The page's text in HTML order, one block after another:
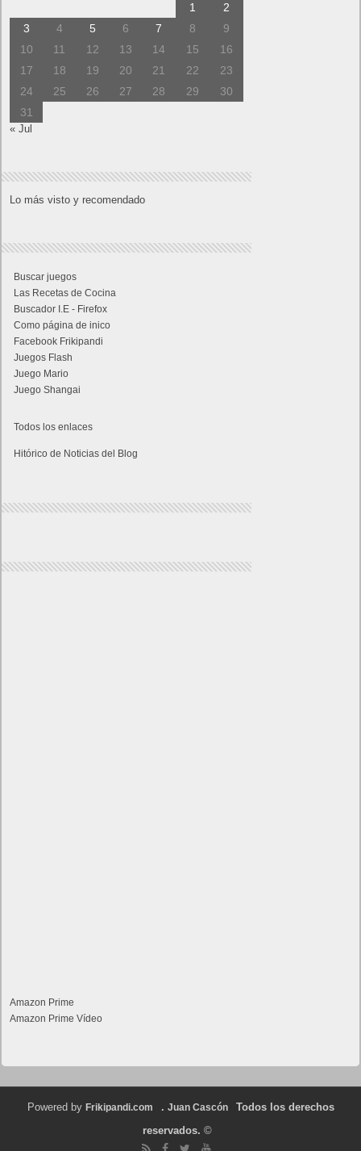
1
2
3
4 5 6 7 8
9
10
11 12 13 14 15
16
17
18 19 20 21 22
23
24
25 26 27 28 29
30
31
« Jul
Lo más visto y recomendado
Buscar juegos
Las Recetas de Cocina
Buscador I.E - Firefox
Como página de inico
Facebook Frikipandi
Juegos Flash
Juego Mario
Juego Shangai
Todos los enlaces
Hitórico de Noticias del Blog
Amazon Prime
Amazon Prime Vídeo
Powered by Frikipandi.com . Juan Cascón
Todos los derechos
reservados. ©